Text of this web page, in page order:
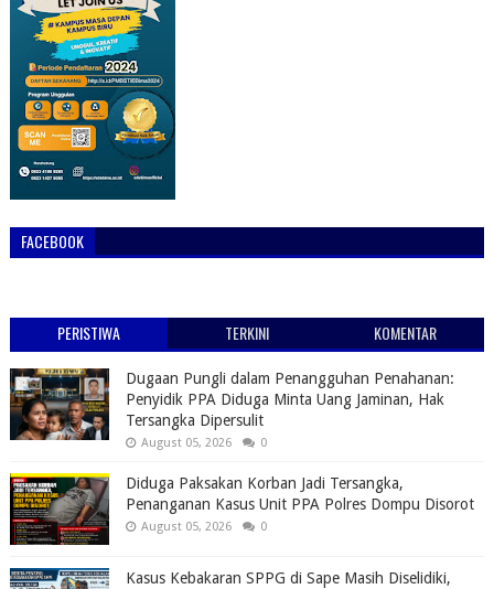
FACEBOOK
PERISTIWA TERKINI KOMENTAR
Dugaan Pungli dalam Penangguhan Penahanan:
Penyidik PPA Diduga Minta Uang Jaminan, Hak
Tersangka Dipersulit
August 05, 2026 0
Diduga Paksakan Korban Jadi Tersangka,
Penanganan Kasus Unit PPA Polres Dompu Disorot
August 05, 2026 0
Kasus Kebakaran SPPG di Sape Masih Diselidiki,